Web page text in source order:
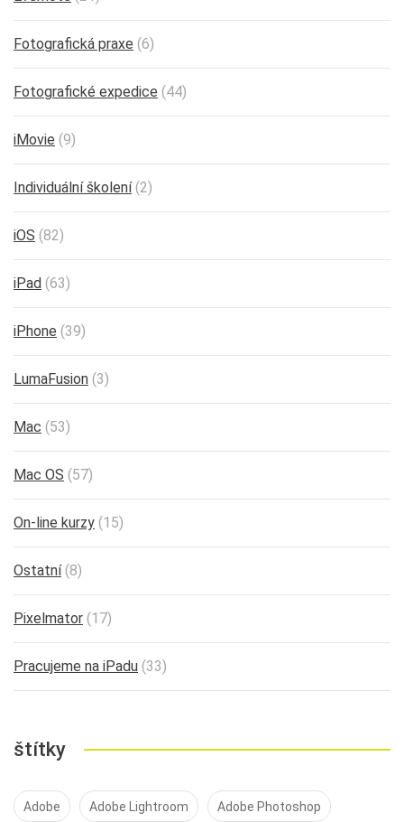
Fotografická praxe (6)
Fotografické expedice (44)
iMovie (9)
Individuální školení(2)
iOS (82)
iPad (63)
iPhone (39)
LumaFusion (3)
Mac (53)
Mac OS (57)
On-line kurzy (15)
Ostatní(8)
Pixelmator (17)
Pracujeme na iPadu (33)
štítky
Adobe Adobe Lightroom Adobe Photoshop